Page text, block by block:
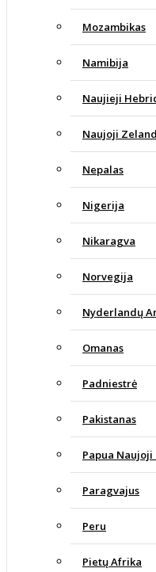
Mozambikas
Namibija
Naujieji
Naujoji
Nepalas
Nigerija
Nikaragva
Norvegija
Nyderlandų
Omanas
Padniestrė
Pakistanas
Papua Naujoji
Paragvajus
Peru
Pietų Afrika